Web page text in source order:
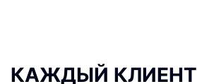
КАЖДЫЙ КЛИЕНТ